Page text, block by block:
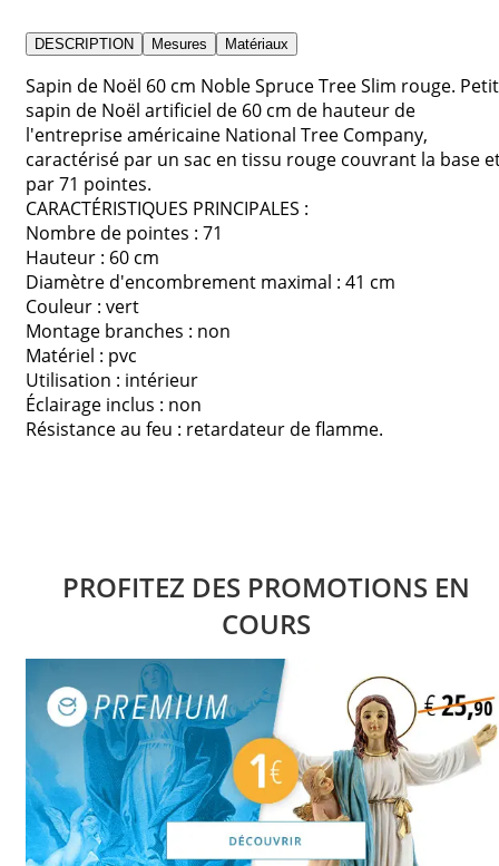
DESCRIPTION Mesures Matériaux
Sapin de Noël 60 cm Noble Spruce Tree Slim rouge. Petit
sapin de Noël artificiel de 60 cm de hauteur de
l'entreprise américaine National Tree Company,
caractérisé par un sac en tissu rouge couvrant la base
par 71 pointes.
CARACTÉRISTIQUES PRINCIPALES :
Nombre de pointes : 71
Hauteur : 60 cm
Diamètre d'encombrement maximal : 41 cm
Couleur : vert
Montage branches : non
Matériel : pvc
Utilisation : intérieur
Éclairage inclus : non
Résistance au feu : retardateur de flamme.
PROFITEZ DES PROMOTIONS EN
COURS